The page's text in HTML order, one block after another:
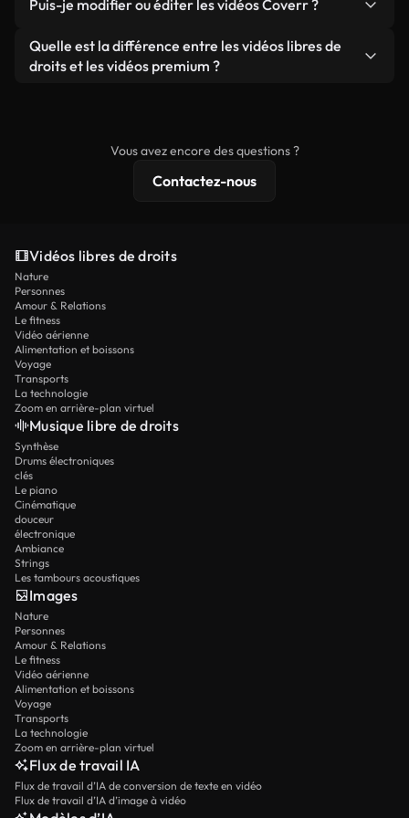
que produit autonome.
soient réelles ou générées par IA, ne comporte de
filigrane. Vous obtenez des images nettes et
prêtes à l'emploi.
Puis-je modifier ou éditer les vidéos Coverr ?
Oui. Vous pouvez librement découper, recadrer ou
remixer nos vidéos. Assurez-vous simplement que
Quelle est la différence entre les vidéos libres de
droits et les vidéos premium ?
résolution 4K et des protections de licence
Vous avez encore des questions ?
Contactez-nous
Vidéos libres de droits
Nature
Personnes
Amour & Relations
Le fitness
Vidéo aérienne
Alimentation et boissons
Voyage
Transports
La technologie
Zoom en arrière-plan virtuel
Musique libre de droits
Synthèse
Drums électroniques
clés
Le piano
Cinématique
douceur
électronique
Ambiance
Strings
Les tambours acoustiques
Images
Nature
Personnes
Amour & Relations
Le fitness
Vidéo aérienne
Alimentation et boissons
Voyage
Transports
La technologie
Zoom en arrière-plan virtuel
Flux de travail IA
Flux de travail d’IA de conversion de texte en vidéo
Flux de travail d’IA d’image à vidéo